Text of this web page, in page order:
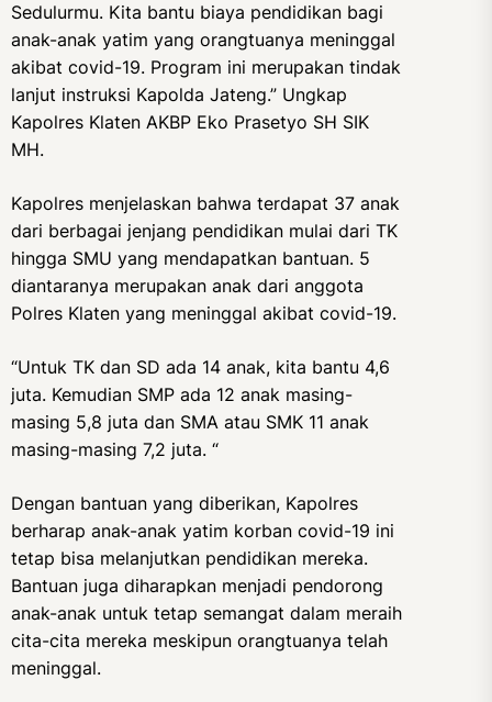
Sedulurmu. Kita bantu biaya pendidikan bagi
anak-anak yatim yang orangtuanya meninggal
akibat covid-19. Program ini merupakan tindak
lanjut instruksi Kapolda Jateng.” Ungkap
Kapolres Klaten AKBP Eko Prasetyo SH SIK
MH.
Kapolres menjelaskan bahwa terdapat 37 anak
dari berbagai jenjang pendidikan mulai dari TK
hingga SMU yang mendapatkan bantuan. 5
diantaranya merupakan anak dari anggota
Polres Klaten yang meninggal akibat covid-19.
“Untuk TK dan SD ada 14 anak, kita bantu 4,6
juta. Kemudian SMP ada 12 anak masing-
masing 5,8 juta dan SMA atau SMK 11 anak
masing-masing 7,2 juta. “
Dengan bantuan yang diberikan, Kapolres
berharap anak-anak yatim korban covid-19 ini
tetap bisa melanjutkan pendidikan mereka.
Bantuan juga diharapkan menjadi pendorong
anak-anak untuk tetap semangat dalam meraih
cita-cita mereka meskipun orangtuanya telah
meninggal.